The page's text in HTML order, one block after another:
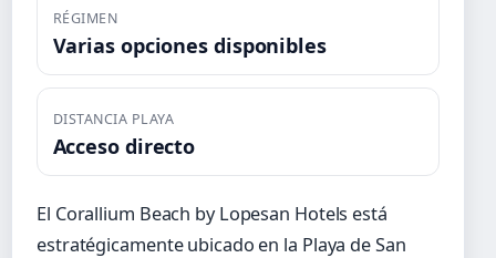
RÉGIMEN
Varias opciones disponibles
DISTANCIA PLAYA
Acceso directo
El Corallium Beach by Lopesan Hotels está
estratégicamente ubicado en la Playa de San